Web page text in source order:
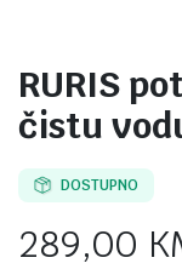
RURIS
čistu
DOSTUPNO
289,00